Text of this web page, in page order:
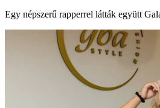
Egy népszerű rapperrel látták együtt